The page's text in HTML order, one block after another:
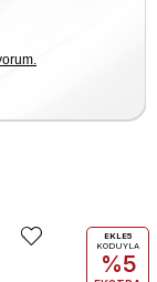
EKLE5
KODUYLA
%5